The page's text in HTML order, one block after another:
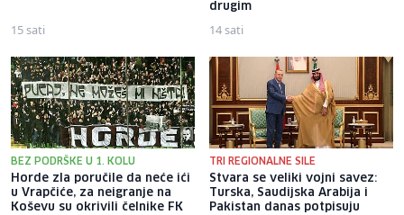
15 sati
drugim
14 sati
BEZ PODRŠKE U 1. KOLU
Horde zla poručile da neće ići
u Vrapčiće, za neigranje na
Koševu su okrivili čelnike FK
TRI REGIONALNE SILE
Stvara se veliki vojni savez:
Turska, Saudijska Arabija i
Pakistan danas potpisuju